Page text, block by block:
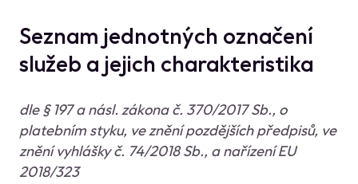
Seznam jednotných označení
služeb a jejich charakteristika
dle § 197 a násl. zákona č. 370/2017 Sb., o
platebním styku, ve znění pozdějších předpisů, ve
znění vyhlášky č. 74/2018 Sb., a nařízení EU
2018/323